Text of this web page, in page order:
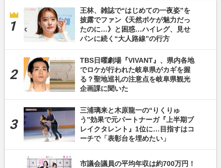
王林、雑誌で“はじめての一夜姿”を
披露でファン《天然ボケが魅力だっ
たのに…》と困惑…ハイレグ、見せ
パンに続く“大人路線”の行方
TBS日曜劇場『VIVANT』、県内各地
でロケが行われた岐阜県がカギを握
る？聖地巡礼の注意点を岐阜県観光
企画課に聞いた
三浦璃来と木原龍一の“りくりゅ
う”効果で元パートナーガ『上半期ブ
レイクタレント』1位に…目指すはコ
ーチで「表彰台を埋めたい」
市議会議員の平均年収は約700万円！